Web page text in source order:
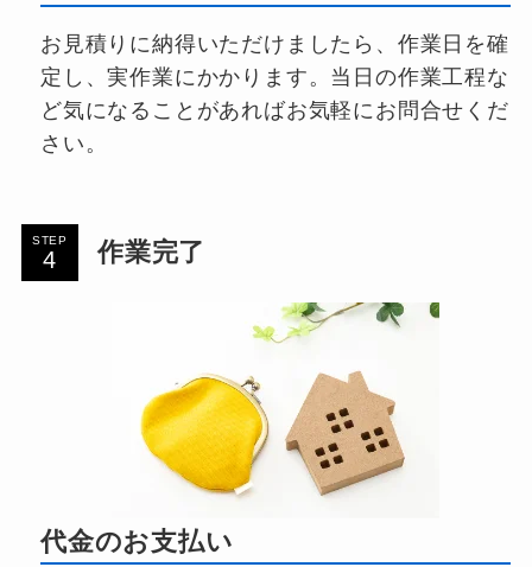
お見積りに納得いただけましたら、作業日を確
定し、実作業にかかります。当日の作業工程な
ど気になることがあればお気軽にお問合せくだ
さい。
STEP 作業完了
代金のお支払い